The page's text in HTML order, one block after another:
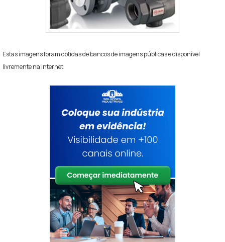
Estas imagens foram obtidas de bancos de imagens públicas e disponível
livremente na internet